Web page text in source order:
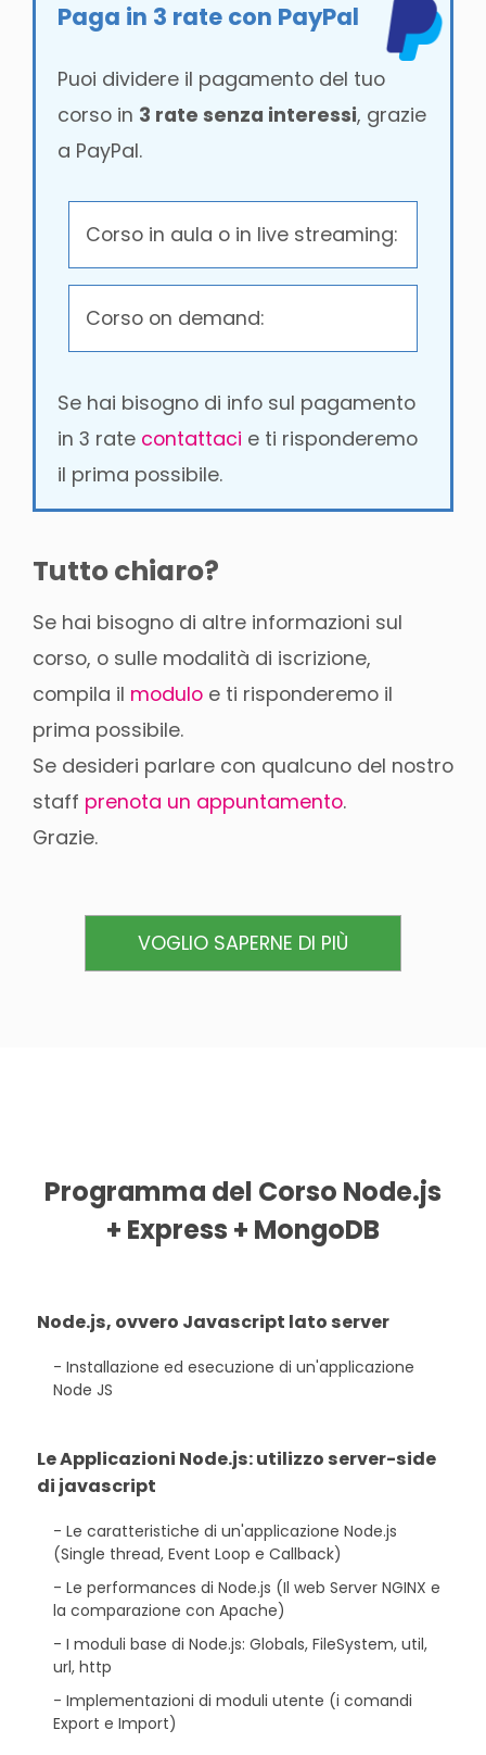
Paga in 3 rate con PayPal
Puoi dividere il pagamento del tuo
corso in 3 rate senza interessi, grazie
a PayPal.
Corso in aula o in live streaming:
Corso on demand:
Se hai bisogno di info sul pagamento
in 3 rate contattaci e ti risponderemo
il prima possibile.
Tutto chiaro?
Se hai bisogno di altre informazioni sul
corso, o sulle modalità di iscrizione,
compila il modulo e ti risponderemo il
prima possibile.
Se desideri parlare con qualcuno del nostro
staff prenota un appuntamento.
Grazie.
VOGLIO SAPERNE DI PIÙ
Programma del Corso Node.js
+ Express + MongoDB
Node.js, ovvero Javascript lato server
Installazione ed esecuzione di un'applicazione
Node JS
Le Applicazioni Node.js: utilizzo server-side
di javascript
Le caratteristiche di un'applicazione Node.js
(Single thread, Event Loop e Callback)
Le performances di Node.js (Il web Server NGINX e
la comparazione con Apache)
I moduli base di Node.js: Globals, FileSystem, util,
url, http
Implementazioni di moduli utente (i comandi
Export e Import)